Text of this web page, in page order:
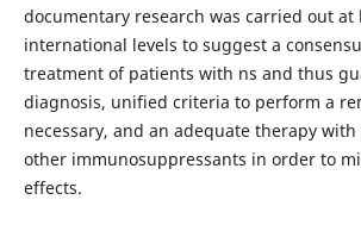
documentary research was carried out at
international levels to suggest a
treatment of patients with ns and thus
diagnosis, unified criteria to perform a
necessary, and an adequate therapy
other immunosuppressants in order to
effects.